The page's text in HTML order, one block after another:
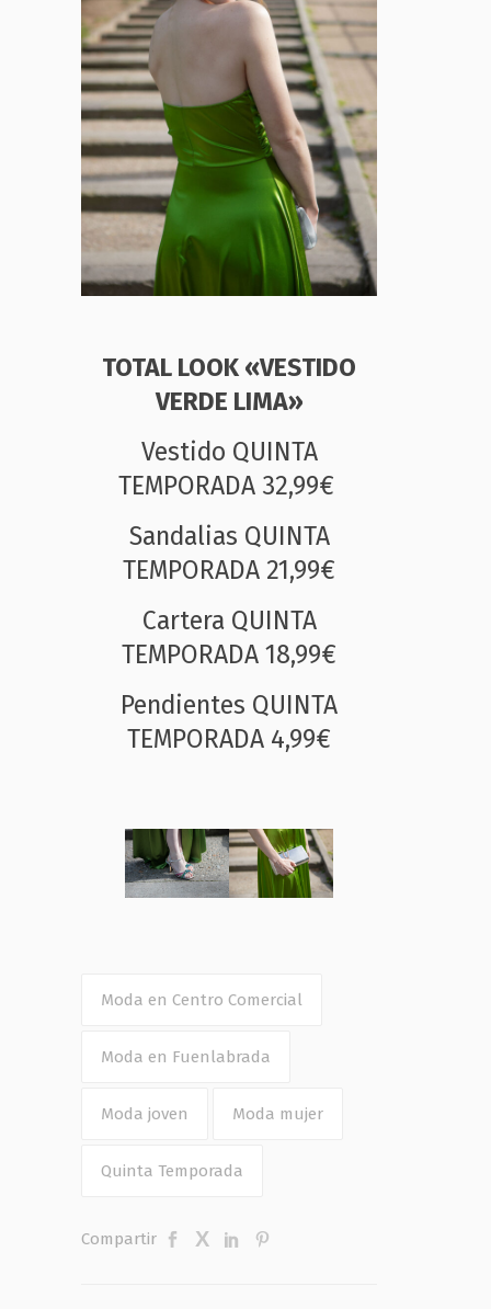
TOTAL LOOK «VESTIDO
VERDE LIMA»
Vestido QUINTA
TEMPORADA 32,99€
Sandalias QUINTA
TEMPORADA 21,99€
Cartera QUINTA
TEMPORADA 18,99€
Pendientes QUINTA
TEMPORADA 4,99€
Moda en Centro Comercial
Moda en Fuenlabrada
Moda joven Moda mujer
Quinta Temporada
Compartir